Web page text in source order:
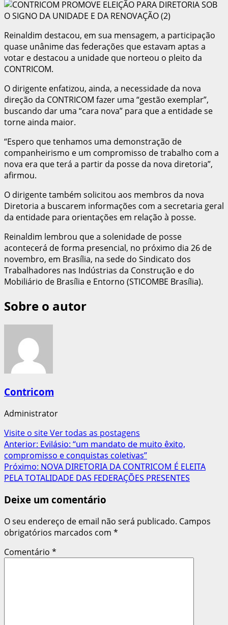
Reinaldim destacou, em sua mensagem, a participação
quase unânime das federações que estavam aptas a
votar e destacou a unidade que norteou o pleito da
CONTRICOM.
O dirigente enfatizou, ainda, a necessidade da nova
direção da CONTRICOM fazer uma “gestão exemplar”,
buscando dar uma “cara nova” para que a entidade se
torne ainda maior.
“Espero que tenhamos uma demonstração de
companheirismo e um compromisso de trabalho com a
nova era que terá a partir da posse da nova diretoria”,
afirmou.
O dirigente também solicitou aos membros da nova
Diretoria a buscarem informações com a secretaria geral
da entidade para orientações em relação à posse.
Reinaldim lembrou que a solenidade de posse
acontecerá de forma presencial, no próximo dia 26 de
novembro, em Brasília, na sede do Sindicato dos
Trabalhadores nas Indústrias da Construção e do
Mobiliário de Brasília e Entorno (STICOMBE Brasília).
Sobre o autor
Contricom
Administrator
Visite o siteVer todas as postagens
Navegação
de
artigos
Anterior: Evilásio: “um mandato de muito êxito,
compromisso e conquistas coletivas”
Próximo: NOVA DIRETORIA DA CONTRICOM É ELEITA
PELA TOTALIDADE DAS FEDERAÇÕES PRESENTES
Deixe um comentário
O seu endereço de email não será publicado. Campos
obrigatórios marcados com *
Comentário *